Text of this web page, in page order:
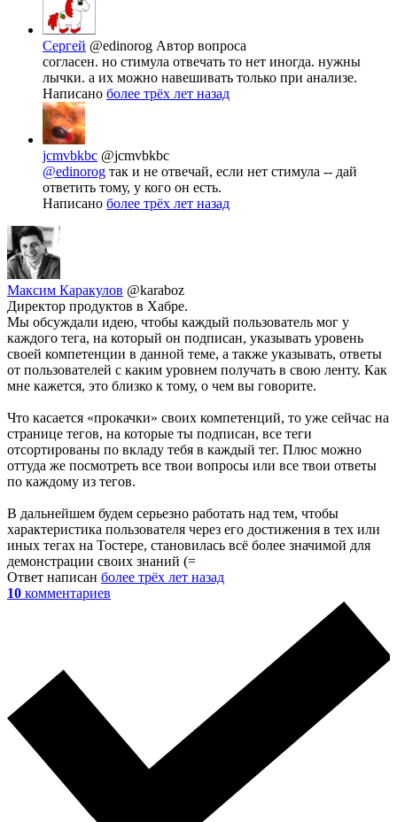
Сергей @edinorog Автор вопроса
согласен. но стимула отвечать то нет иногда. нужны
лычки. а их можно навешивать только при анализе.
Написано более трёх лет назад
jcmvbkbc @jcmvbkbc
@edinorog так и не отвечай, если нет стимула -- дай
ответить тому, у кого он есть.
Написано более трёх лет назад
Максим Каракулов @karaboz
Директор продуктов в Хабре.
Мы обсуждали идею, чтобы каждый пользователь мог у
каждого тега, на который он подписан, указывать уровень
своей компетенции в данной теме, а также указывать, ответы
от пользователей с каким уровнем получать в свою ленту. Как
мне кажется, это близко к тому, о чем вы говорите.
Что касается «прокачки» своих компетенций, то уже сейчас на
странице тегов, на которые ты подписан, все теги
отсортированы по вкладу тебя в каждый тег. Плюс можно
оттуда же посмотреть все твои вопросы или все твои ответы
по каждому из тегов.
В дальнейшем будем серьезно работать над тем, чтобы
характеристика пользователя через его достижения в тех или
иных тегах на Тостере, становилась всё более значимой для
демонстрации своих знаний (=
Ответ написан более трёх лет назад
10 комментариев